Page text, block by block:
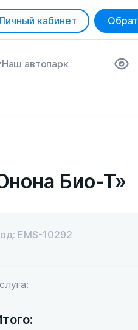
кабинет
Наш автопарк
Био-Т»
EMS-10292